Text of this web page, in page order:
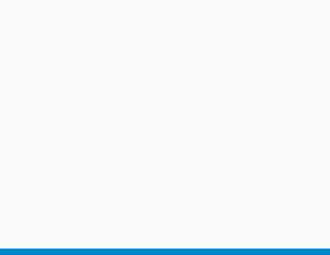
uleiuri esentiale Samoa cu ultrasunete